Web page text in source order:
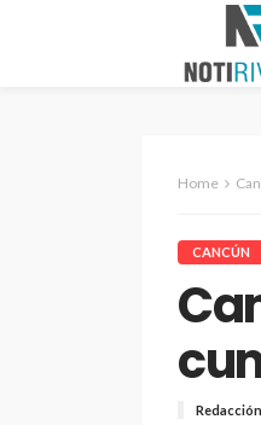
Home
CANCÚN
Redacción